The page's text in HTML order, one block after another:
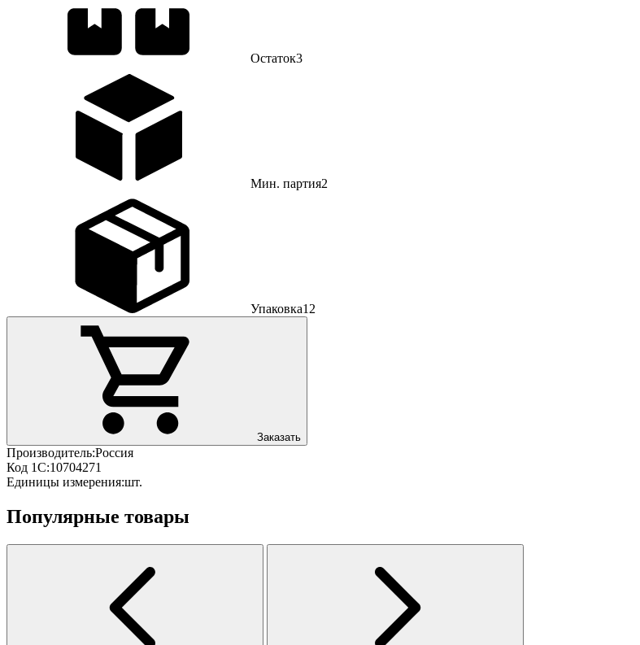
Остаток3
Мин. партия2
Упаковка12
Заказать
Производитель:Россия
Код 1С:10704271
Единицы измерения:шт.
Популярные товары